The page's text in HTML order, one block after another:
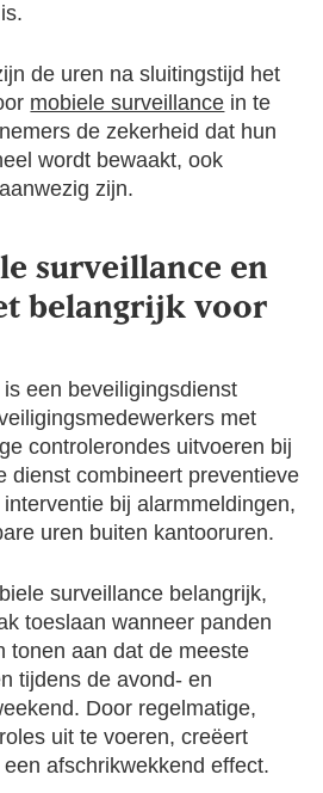
de uren na sluitingstijd het
mobiele surveillance in te
de zekerheid dat hun
wordt bewaakt, ook
zijn.
surveillance en
belangrijk voor
een beveiligingsdienst
met
controlerondes uitvoeren bij
dienst combineert preventieve
bij alarmmeldingen,
uren buiten kantooruren.
surveillance belangrijk,
toeslaan wanneer panden
tonen aan dat de meeste
tijdens de avond- en
Door regelmatige,
uit te voeren, creëert
afschrikwekkend effect.